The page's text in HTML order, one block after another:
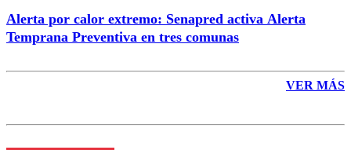
Alerta por calor extremo: Senapred activa Alerta
Temprana Preventiva en tres comunas
VER MÁS